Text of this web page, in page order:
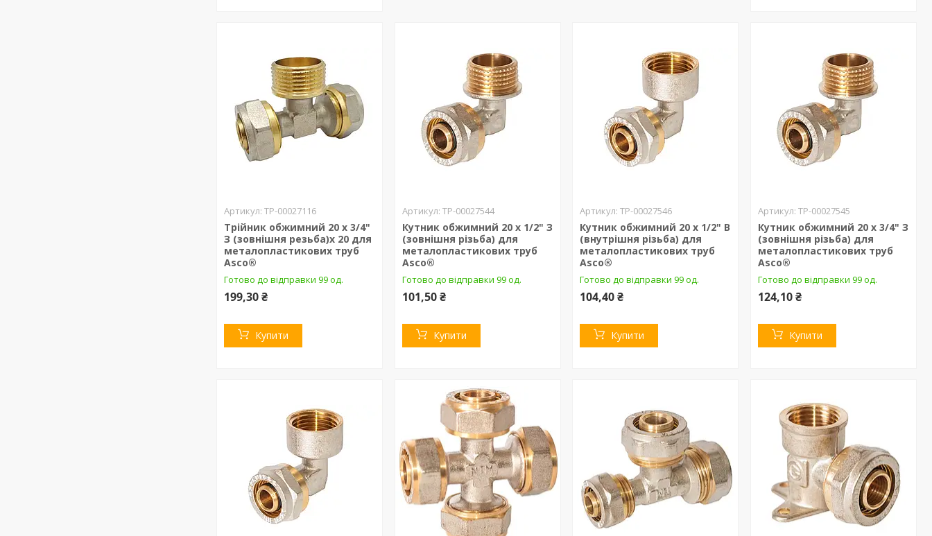
ТР-00027116
Трійник обжимний 20 х 3/4"
З (зовнішня резьба)х 20 для
металопластикових труб
Asco®
Готово до відправки 99 од.
199,30 ₴
Купити
ТР-00027544
Кутник обжимний 20 х 1/2" З
(зовнішня різьба) для
металопластикових труб
Asco®
Готово до відправки 99 од.
101,50 ₴
Купити
ТР-00027546
Кутник обжимний 20 х 1/2" В
(внутрішня різьба) для
металопластикових труб
Asco®
Готово до відправки 99 од.
104,40 ₴
Купити
ТР-00027545
Кутник обжимний 20 х 3/4" З
(зовнішня різьба) для
металопластикових труб
Asco®
Готово до відправки 99 од.
124,10 ₴
Купити